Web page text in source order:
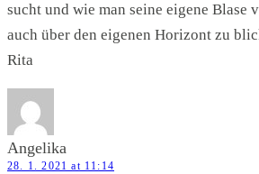
sucht und wie man seine eigene Blase
auch über den eigenen Horizont zu
Rita
Angelika
28. 1. 2021 at 11:14